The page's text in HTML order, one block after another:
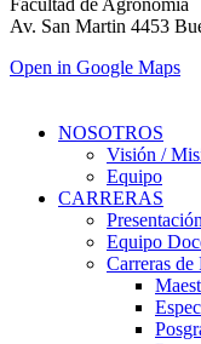
Facultad de Agronomía
Av. San Martin 4453
Open in Google Maps
NOSOTROS
Visión /
Equipo
CARRERAS
Equipo
Carreras de